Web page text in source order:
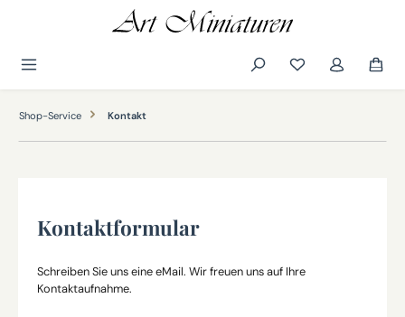
Shop-Service Kontakt
Kontaktformular
Schreiben Sie uns eine eMail. Wir freuen uns auf Ihre
Kontaktaufnahme.